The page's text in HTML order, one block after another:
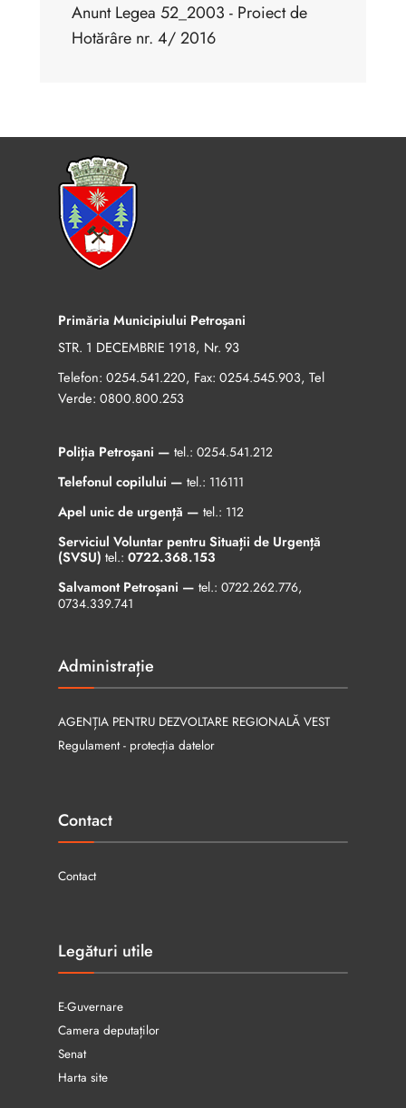
Anunt Legea 52_2003 - Proiect de
Hotărâre nr. 4/ 2016
Primăria Municipiului Petroșani
STR. 1 DECEMBRIE 1918, Nr. 93
Telefon: 0254.541.220, Fax: 0254.545.903, Tel
Verde: 0800.800.253
Poliția Petroșani — tel.: 0254.541.212
Telefonul copilului — tel.: 116111
Apel unic de urgență — tel.: 112
Serviciul Voluntar pentru Situații de Urgență
(SVSU) tel.: 0722.368.153
Salvamont Petroșani — tel.: 0722.262.776,
0734.339.741
Administrație
AGENȚIA PENTRU DEZVOLTARE REGIONALĂ VEST
Regulament - protecția datelor
Contact
Contact
Legături utile
E-Guvernare
Camera deputaților
Senat
Harta site